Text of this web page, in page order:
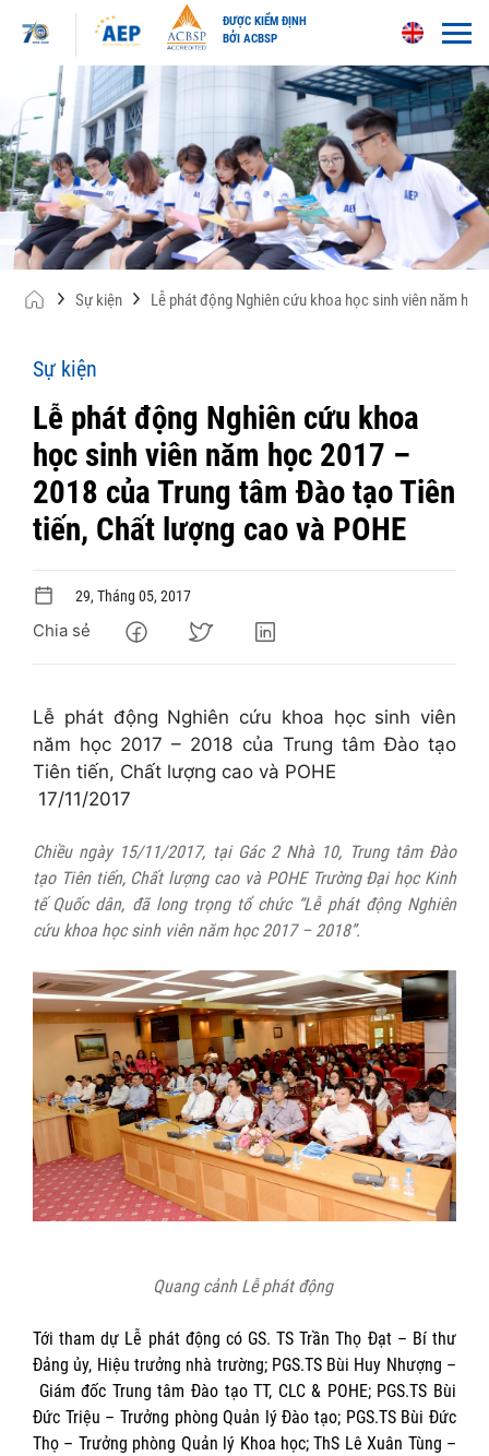
content
ĐƯỢC KIỂM ĐỊNH
BỞI ACBSP
Sự kiện Lễ phát động Nghiên cứu khoa học sinh viên năm
Sự kiện
Lễ phát động Nghiên cứu khoa
học sinh viên năm học 2017 –
2018 của Trung tâm Đào tạo Tiên
tiến, Chất lượng cao và POHE
29, Tháng 05, 2017
Chia sẻ
Lễ phát động Nghiên cứu khoa học sinh viên
năm học 2017 – 2018 của Trung tâm Đào tạo
Tiên tiến, Chất lượng cao và POHE
17/11/2017
Chiều ngày 15/11/2017, tại Gác 2 Nhà 10, Trung tâm Đào
tạo Tiên tiến, Chất lượng cao và POHE Trường Đại học Kinh
tế Quốc dân, đã long trọng tổ chức “Lễ phát động Nghiên
cứu khoa học sinh viên năm học 2017 – 2018”.
Quang cảnh Lễ phát động
Tới tham dự Lễ phát động có GS. TS Trần Thọ Đạt – Bí thư
Đảng ủy, Hiệu trưởng nhà trường; PGS.TS Bùi Huy Nhượng –
Giám đốc Trung tâm Đào tạo TT, CLC & POHE; PGS.TS Bùi
Đức Triệu – Trưởng phòng Quản lý Đào tạo; PGS.TS Bùi Đức
Thọ – Trưởng phòng Quản lý Khoa học; ThS Lê Xuân Tùng –